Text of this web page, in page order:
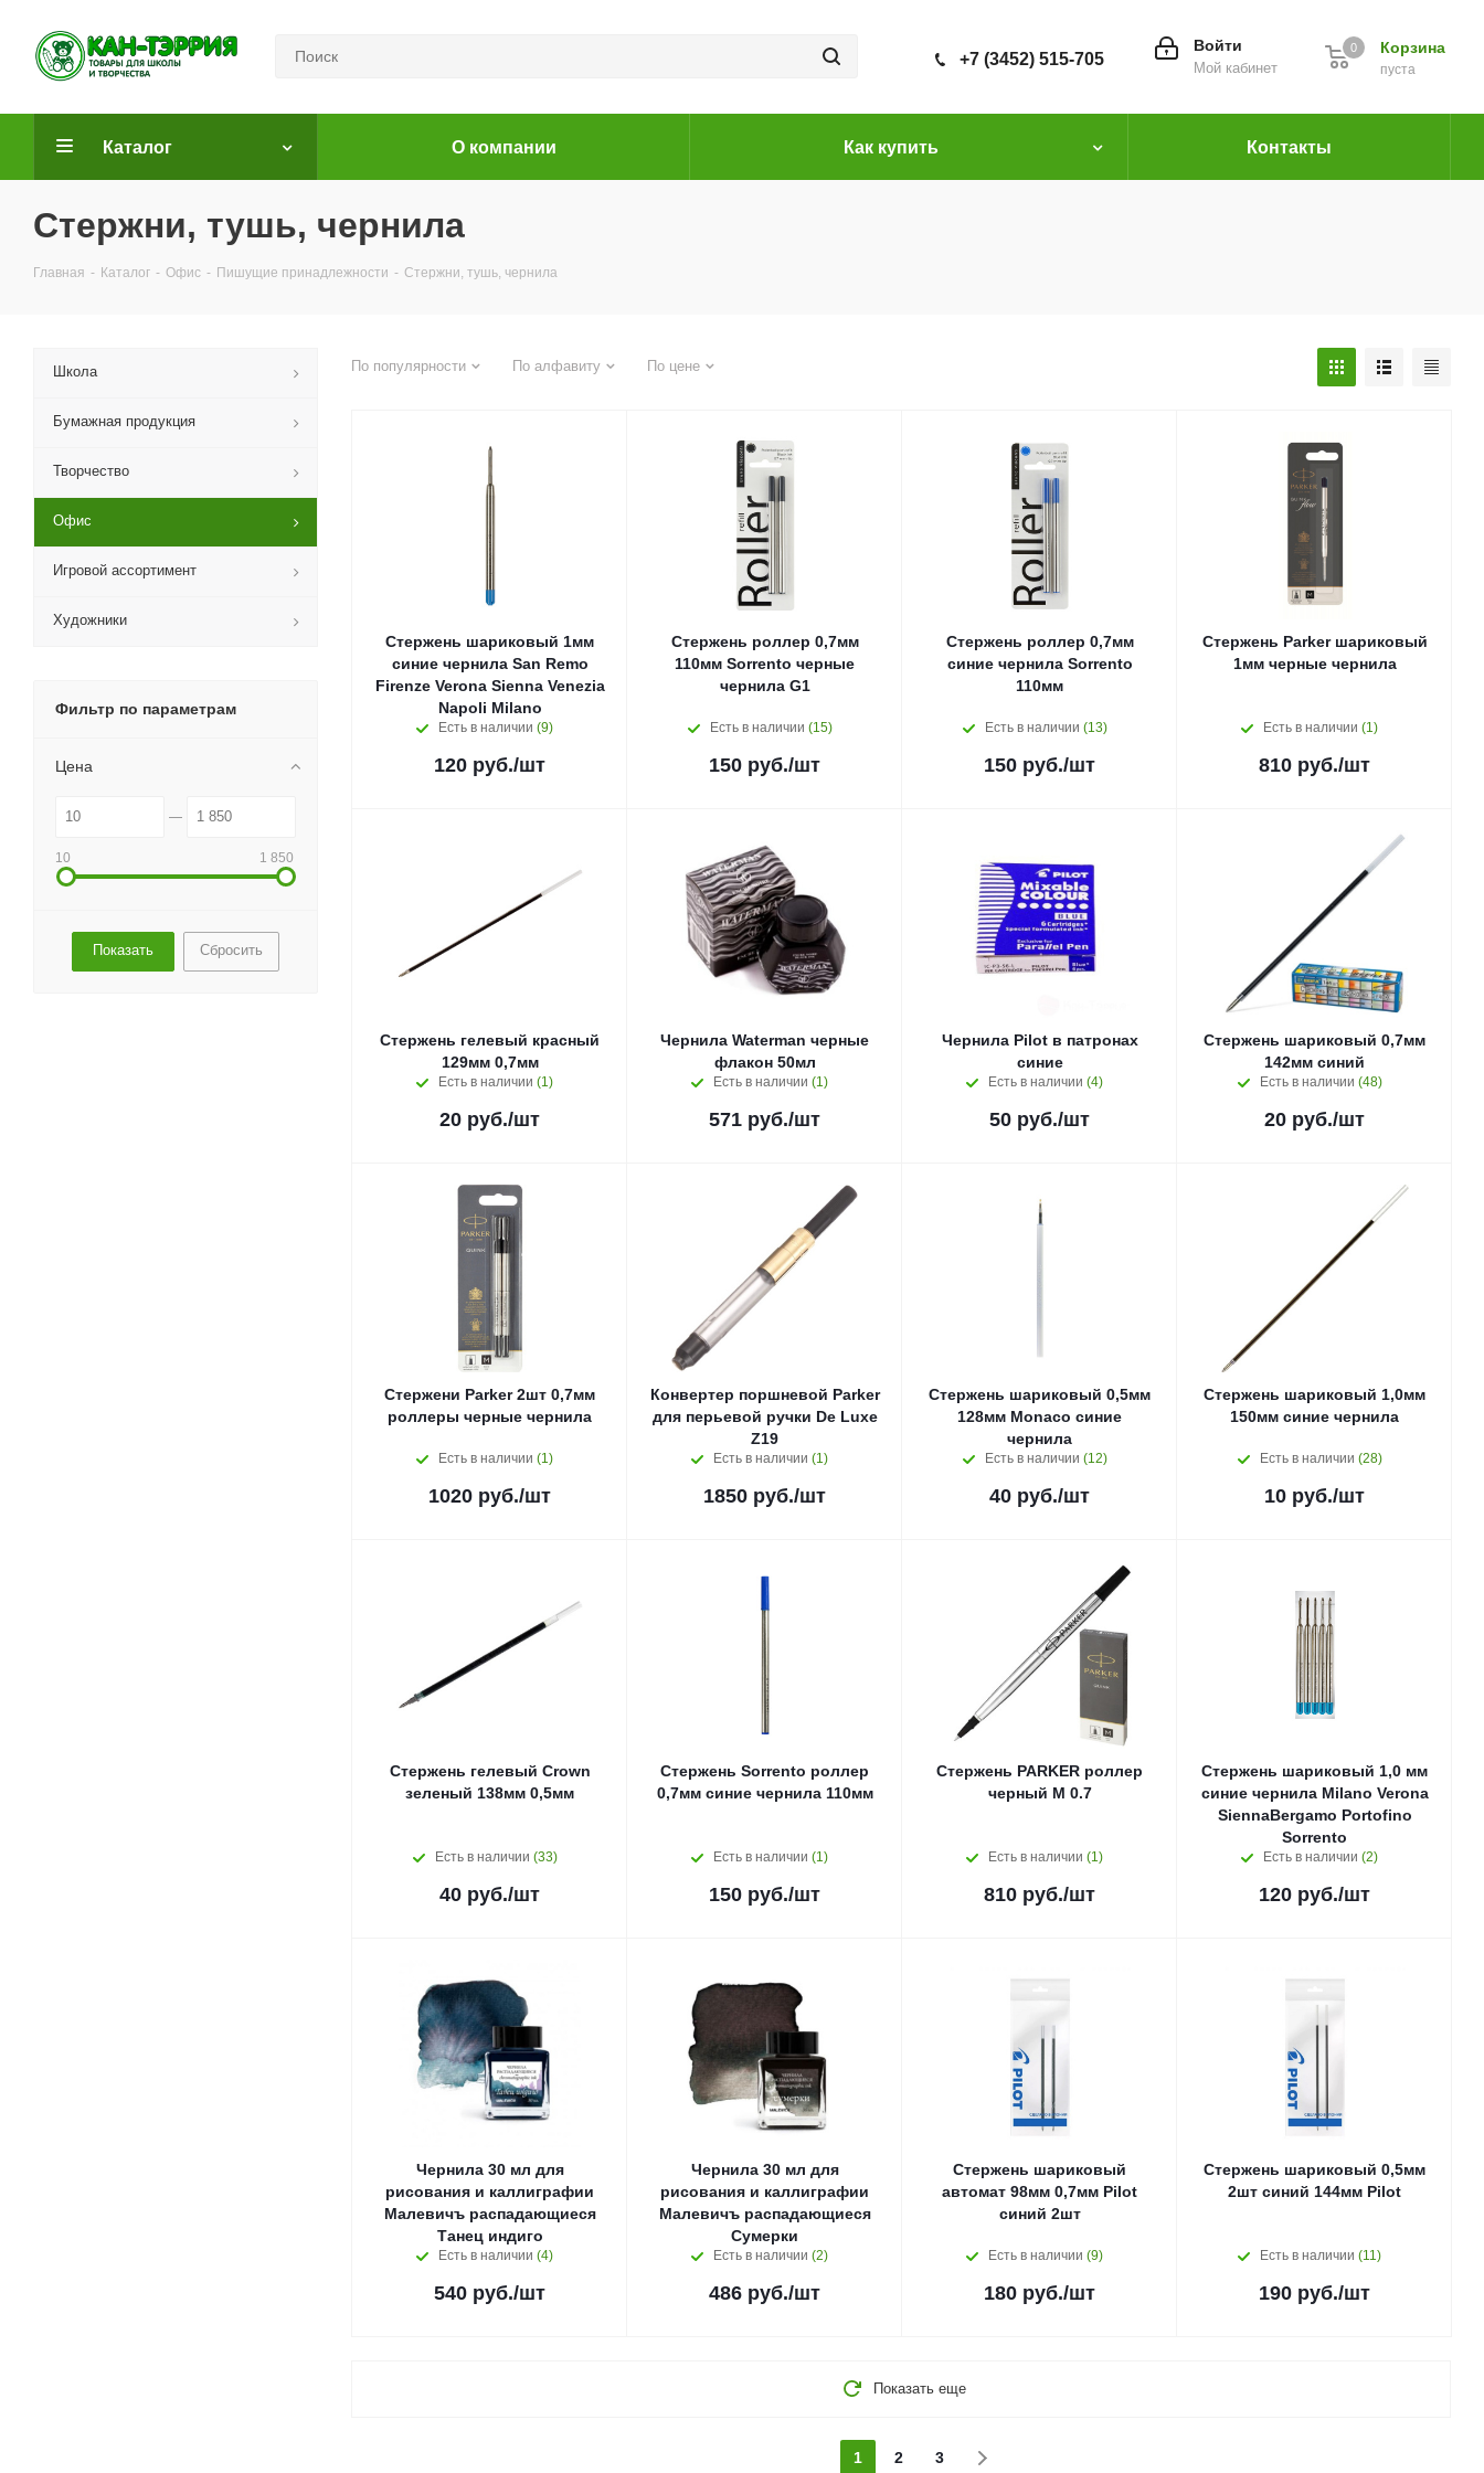
Корзина
пуста
0
Войти
Мой кабинет
+7 (3452) 515-705
Каталог О компании Как купить Контакты
Стержни, тушь, чернила
Главная - Каталог - Офис - Пишущие принадлежности - Стержни, тушь, чернила
По популярности По алфавиту По цене
Стержень шариковый 1мм
синие чернила San Remo
Firenze Verona Sienna Venezia
Napoli Milano
Есть в наличии (9)
120 руб./шт
Стержень роллер 0,7мм
110мм Sorrento черные
чернила G1
Есть в наличии (15)
150 руб./шт
Стержень роллер 0,7мм
синие чернила Sorrento
110мм
Есть в наличии (13)
150 руб./шт
Стержень Parker шариковый
1мм черные чернила
Есть в наличии (1)
810 руб./шт
Стержень гелевый красный
129мм 0,7мм
Есть в наличии (1)
20 руб./шт
Чернила Waterman черные
флакон 50мл
Есть в наличии (1)
571 руб./шт
Чернила Pilot в патронах
синие
Есть в наличии (4)
50 руб./шт
Стержень шариковый 0,7мм
142мм синий
Есть в наличии (48)
20 руб./шт
Стержени Parker 2шт 0,7мм
роллеры черные чернила
Есть в наличии (1)
1020 руб./шт
Конвертер поршневой Parker
для перьевой ручки De Luxe
Z19
Есть в наличии (1)
1850 руб./шт
Стержень шариковый 0,5мм
128мм Monaco синие
чернила
Есть в наличии (12)
40 руб./шт
Стержень шариковый 1,0мм
150мм синие чернила
Есть в наличии (28)
10 руб./шт
Стержень гелевый Crown
зеленый 138мм 0,5мм
Есть в наличии (33)
40 руб./шт
Стержень Sorrento роллер
0,7мм синие чернила 110мм
Есть в наличии (1)
150 руб./шт
Стержень PARKER роллер
черный M 0.7
Есть в наличии (1)
810 руб./шт
Стержень шариковый 1,0 мм
синие чернила Milano Verona
SiennaBergamo Portofino
Sorrento
Есть в наличии (2)
120 руб./шт
Чернила 30 мл для
рисования и каллиграфии
Малевичъ распадающиеся
Танец индиго
Есть в наличии (4)
540 руб./шт
Чернила 30 мл для
рисования и каллиграфии
Малевичъ распадающиеся
Сумерки
Есть в наличии (2)
486 руб./шт
Стержень шариковый
автомат 98мм 0,7мм Pilot
синий 2шт
Есть в наличии (9)
180 руб./шт
Стержень шариковый 0,5мм
2шт синий 144мм Pilot
Есть в наличии (11)
190 руб./шт
Показать еще
1 2 3
Школа
Бумажная продукция
Творчество
Офис
Игровой ассортимент
Художники
Фильтр по параметрам
Цена
10 1 850
Сбросить